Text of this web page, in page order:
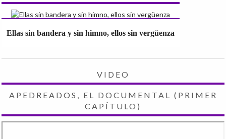
Ellas sin bandera y sin himno, ellos sin vergüenza
VIDEO
APEDREADOS, EL DOCUMENTAL (PRIMER
CAPÍTULO)